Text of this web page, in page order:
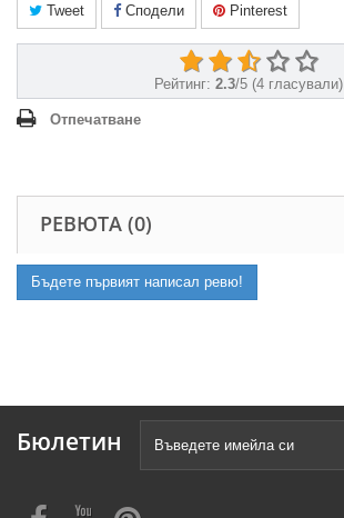
Tweet Сподели Pinterest
Рейтинг: 2.3/5 (4 гласували)
Отпечатване
РЕВЮТА (0)
Бъдете първият написал ревю!
Бюлетин